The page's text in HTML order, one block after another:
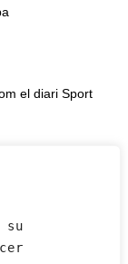
su
el diari Sport